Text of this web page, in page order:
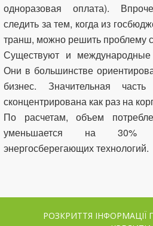
одноразовая оплата).
следить за тем, когда из
транш, можно решить проблему
Существуют и
Они в большинстве
бизнес. Значительная
сконцентрирована как раз на
По расчетам, объем
уменьшается на 30%
энергосберегающих технологий.
РОЗКРИТТЯ